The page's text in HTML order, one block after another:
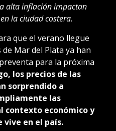
alta inflación impactan
la ciudad costera.
que el verano llegue
Mar del Plata ya han
para la próxima
los precios de las
sorprendido a
las
contexto económico y
vive en el país.